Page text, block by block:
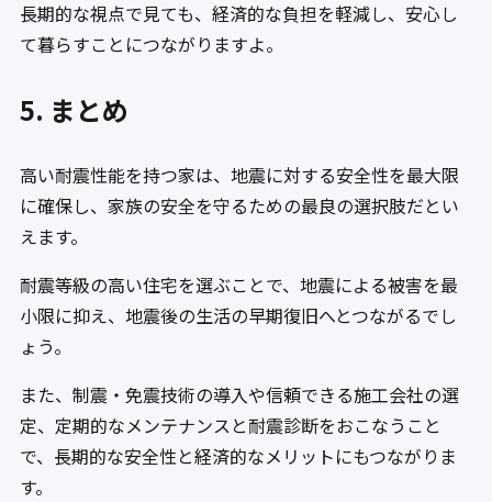
長期的な視点で見ても、経済的な負担を軽減し、安心し
て暮らすことにつながりますよ。
5. まとめ
高い耐震性能を持つ家は、地震に対する安全性を最大限
に確保し、家族の安全を守るための最良の選択肢だとい
えます。
耐震等級の高い住宅を選ぶことで、地震による被害を最
小限に抑え、地震後の生活の早期復旧へとつながるでし
ょう。
また、制震・免震技術の導入や信頼できる施工会社の選
定、定期的なメンテナンスと耐震診断をおこなうこと
で、長期的な安全性と経済的なメリットにもつながりま
す。